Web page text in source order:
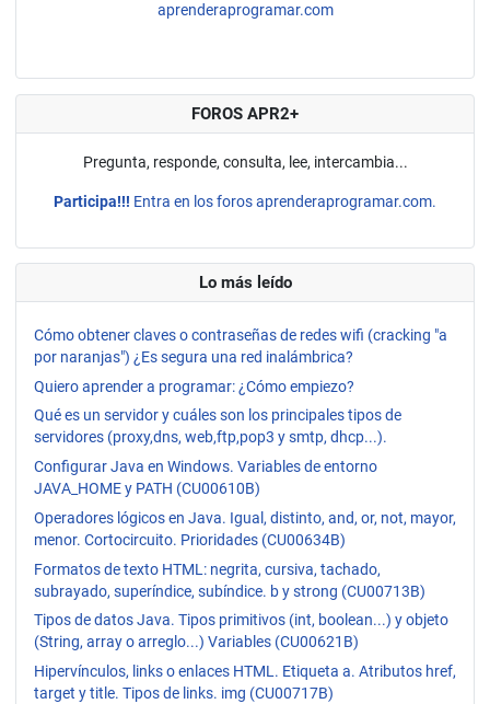
aprenderaprogramar.com
FOROS APR2+
Pregunta, responde, consulta, lee, intercambia...
Participa!!! Entra en los foros aprenderaprogramar.com.
Lo más leído
Cómo obtener claves o contraseñas de redes wifi (cracking "a
por naranjas") ¿Es segura una red inalámbrica?
Quiero aprender a programar: ¿Cómo empiezo?
Qué es un servidor y cuáles son los principales tipos de
servidores (proxy,dns, web,ftp,pop3 y smtp, dhcp...).
Configurar Java en Windows. Variables de entorno
JAVA_HOME y PATH (CU00610B)
Operadores lógicos en Java. Igual, distinto, and, or, not, mayor,
menor. Cortocircuito. Prioridades (CU00634B)
Formatos de texto HTML: negrita, cursiva, tachado,
subrayado, superíndice, subíndice. b y strong (CU00713B)
Tipos de datos Java. Tipos primitivos (int, boolean...) y objeto
(String, array o arreglo...) Variables (CU00621B)
Hipervínculos, links o enlaces HTML. Etiqueta a. Atributos href,
target y title. Tipos de links. img (CU00717B)